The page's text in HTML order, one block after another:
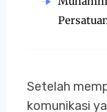
Setelah
komunikasi